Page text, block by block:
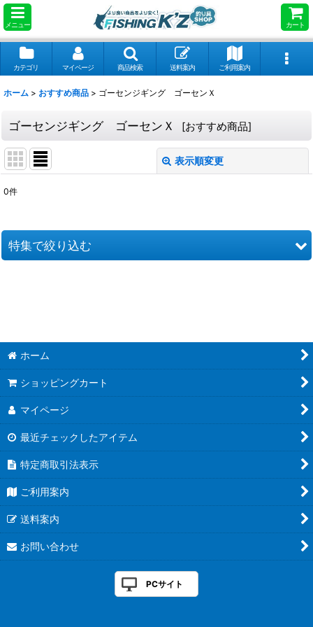
メニュー カート
カテゴリ マイページ 商品検索 送料案内 ご利用案内
ホーム > おすすめ商品 > ゴーセンジギング ゴーセンＸ
ゴーセンジギング ゴーセンＸ [おすすめ商品]
表示順変更
並び順 :
0件
特集で絞り込む
PEジガーULT
ドンペペ８
キャストウェイＰＥ
DUELエギセール
サンライン バッテリー
ホットヒーター特集
テクミーＳＰ
ホーム
ショッピングカート
マイページ
最近チェックしたアイテム
特定商取引法表示
ご利用案内
送料案内
お問い合わせ
PCサイト